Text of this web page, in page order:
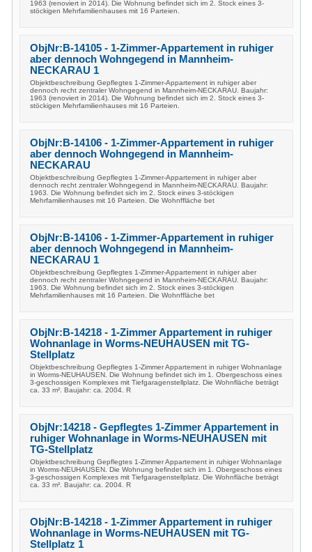
1963 (renoviert in 2014). Die Wohnung befindet sich im 2. Stock eines 3-
stöckigen Mehrfamilienhauses mit 16 Parteien.
ObjNr:B-14105 - 1-Zimmer-Appartement in ruhiger
aber dennoch Wohngegend in Mannheim-
NECKARAU 1
Objektbeschreibung Gepflegtes 1-Zimmer-Appartement in ruhiger aber
dennoch recht zentraler Wohngegend in Mannheim-NECKARAU. Baujahr:
1963 (renoviert in 2014). Die Wohnung befindet sich im 2. Stock eines 3-
stöckigen Mehrfamilienhauses mit 16 Parteien.
ObjNr:B-14106 - 1-Zimmer-Appartement in ruhiger
aber dennoch Wohngegend in Mannheim-
NECKARAU
Objektbeschreibung Gepflegtes 1-Zimmer-Appartement in ruhiger aber
dennoch recht zentraler Wohngegend in Mannheim-NECKARAU. Baujahr:
1963. Die Wohnung befindet sich im 2. Stock eines 3-stöckigen
Mehrfamilienhauses mit 16 Parteien. Die Wohnffläche bet
ObjNr:B-14106 - 1-Zimmer-Appartement in ruhiger
aber dennoch Wohngegend in Mannheim-
NECKARAU 1
Objektbeschreibung Gepflegtes 1-Zimmer-Appartement in ruhiger aber
dennoch recht zentraler Wohngegend in Mannheim-NECKARAU. Baujahr:
1963. Die Wohnung befindet sich im 2. Stock eines 3-stöckigen
Mehrfamilienhauses mit 16 Parteien. Die Wohnffläche bet
ObjNr:B-14218 - 1-Zimmer Appartement in ruhiger
Wohnanlage in Worms-NEUHAUSEN mit TG-
Stellplatz
Objektbeschreibung Gepflegtes 1-Zimmer Appartement in ruhiger Wohnanlage
in Worms-NEUHAUSEN. Die Wohnung befindet sich im 1. Obergeschoss eines
3-geschossigen Komplexes mit Tiefgaragenstellplatz. Die Wohnfläche beträgt
ca. 33 m². Baujahr: ca. 2004. R
ObjNr:14218 - Gepflegtes 1-Zimmer Appartement in
ruhiger Wohnanlage in Worms-NEUHAUSEN mit
TG-Stellplatz
Objektbeschreibung Gepflegtes 1-Zimmer Appartement in ruhiger Wohnanlage
in Worms-NEUHAUSEN. Die Wohnung befindet sich im 1. Obergeschoss eines
3-geschossigen Komplexes mit Tiefgaragenstellplatz. Die Wohnfläche beträgt
ca. 33 m². Baujahr: ca. 2004. R
ObjNr:B-14218 - 1-Zimmer Appartement in ruhiger
Wohnanlage in Worms-NEUHAUSEN mit TG-
Stellplatz 1